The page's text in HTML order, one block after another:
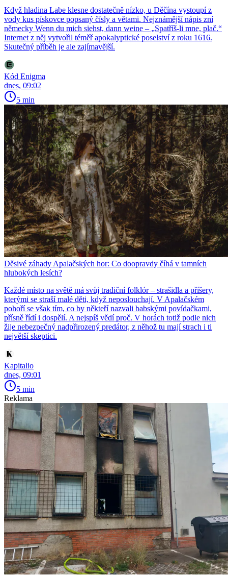
Když hladina Labe klesne dostatečně nízko, u Děčína vystoupí z
vody kus pískovce popsaný čísly a větami. Nejznámější nápis zní
německy Wenn du mich siehst, dann weine – „Spatříš-li mne, plač.“
Internet z něj vytvořil téměř apokalyptické poselství z roku 1616.
Skutečný příběh je ale zajímavější.
Kód Enigma
dnes, 09:02
5 min
Děsivé záhady Apalačských hor: Co doopravdy číhá v tamních
hlubokých lesích?
Každé místo na světě má svůj tradiční folklór – strašidla a příšery,
kterými se straší malé děti, když neposlouchají. V Apalačském
pohoří se však tím, co by někteří nazvali babskými povídačkami,
přísně řídí i dospělí. A nejspíš vědí proč. V horách totiž podle nich
žije nebezpečný nadpřirozený predátor, z něhož tu mají strach i ti
největší skeptici.
Kapitalio
dnes, 09:01
5 min
Reklama